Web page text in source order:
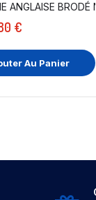
BLEU...
ANGLAISE
€
Au Panier